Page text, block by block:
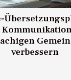
verbessern